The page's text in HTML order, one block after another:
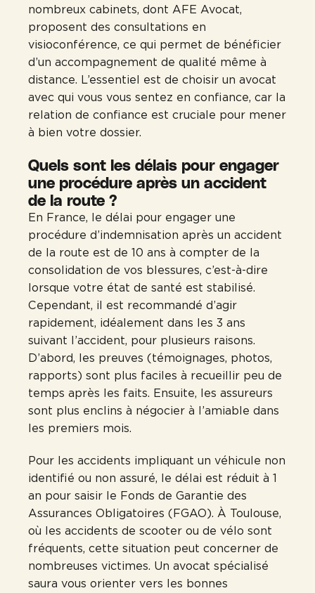
nombreux cabinets, dont AFE Avocat,
proposent des consultations en
visioconférence, ce qui permet de bénéficier
d’un accompagnement de qualité même à
distance. L’essentiel est de choisir un avocat
avec qui vous vous sentez en confiance, car la
relation de confiance est cruciale pour mener
à bien votre dossier.
Quels sont les délais pour engager
une procédure après un accident
de la route ?
En France, le délai pour engager une
procédure d’indemnisation après un accident
de la route est de 10 ans à compter de la
consolidation de vos blessures, c’est-à-dire
lorsque votre état de santé est stabilisé.
Cependant, il est recommandé d’agir
rapidement, idéalement dans les 3 ans
suivant l’accident, pour plusieurs raisons.
D’abord, les preuves (témoignages, photos,
rapports) sont plus faciles à recueillir peu de
temps après les faits. Ensuite, les assureurs
sont plus enclins à négocier à l’amiable dans
les premiers mois.
Pour les accidents impliquant un véhicule non
identifié ou non assuré, le délai est réduit à 1
an pour saisir le Fonds de Garantie des
Assurances Obligatoires (FGAO). À Toulouse,
où les accidents de scooter ou de vélo sont
fréquents, cette situation peut concerner de
nombreuses victimes. Un avocat spécialisé
saura vous orienter vers les bonnes